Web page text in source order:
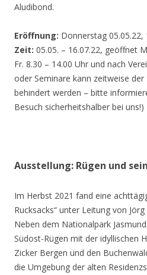
Aludibond.
Eröffnung: Donnerstag 05.05.22,
Zeit: 05.05. – 16.07.22, geöffnet
Fr. 8.30 – 14.00 Uhr und nach
oder Seminare kann zeitweise
behindert werden – bitte
Besuch sicherheitshalber bei uns!)
Ausstellung: Rügen und
Im Herbst 2021 fand eine
Rucksacks“ unter Leitung von
Neben dem Nationalpark
Südost-Rügen mit der idyllischen
Zicker Bergen und den
die Umgebung der alten